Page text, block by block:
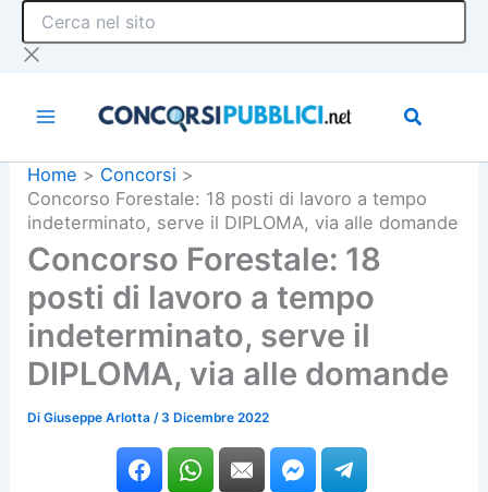
Cerca
sito
Home
Concorsi
Concorso Forestale: 18 posti di lavoro a tempo
indeterminato, serve il DIPLOMA, via alle domande
Concorso Forestale: 18
posti di lavoro a tempo
indeterminato, serve il
DIPLOMA, via alle domande
DiGiuseppe Arlotta /3 Dicembre 2022